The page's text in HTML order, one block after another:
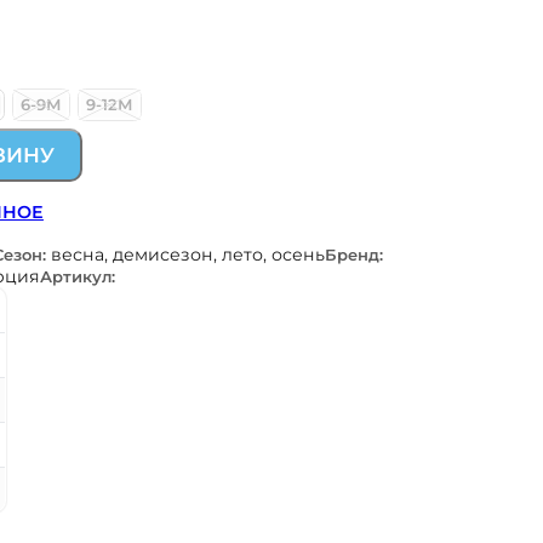
6-9М 9-12М
весна, демисезон, лето, осеньБренд:
Артикул: